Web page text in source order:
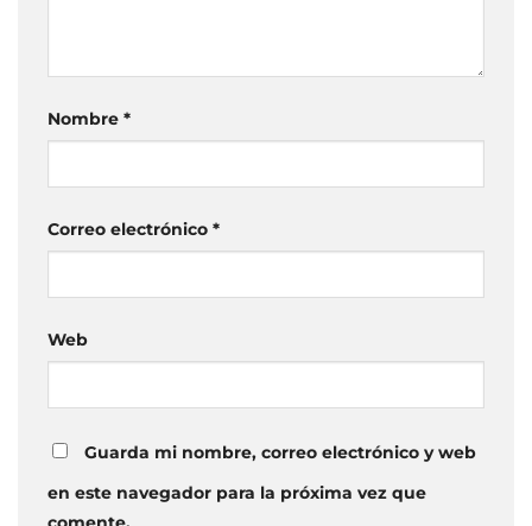
Nombre *
Correo electrónico *
Web
Guarda mi nombre, correo electrónico y web
en este navegador para la próxima vez que